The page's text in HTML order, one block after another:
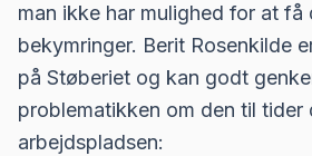
man ikke har mulighed for at få
bekymringer. Berit Rosenkilde
på Støberiet og kan godt
problematikken om den til tider
arbejdspladsen: